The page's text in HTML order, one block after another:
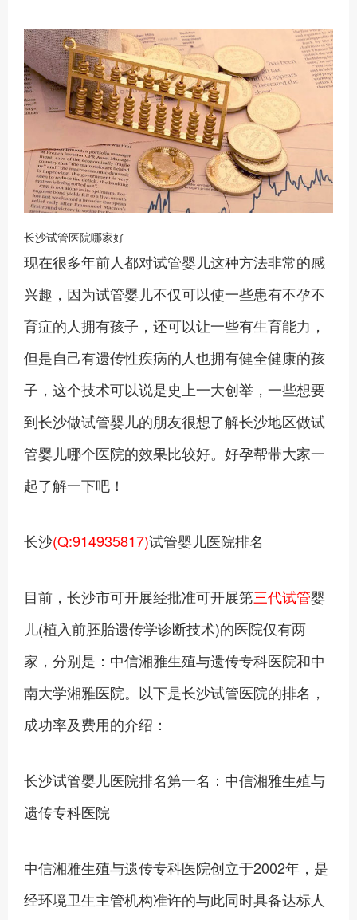
长沙试管医院哪家好
现在很多年前人都对试管婴儿这种方法非常的感
兴趣，因为试管婴儿不仅可以使一些患有不孕不
育症的人拥有孩子，还可以让一些有生育能力，
但是自己有遗传性疾病的人也拥有健全健康的孩
子，这个技术可以说是史上一大创举，一些想要
到长沙做试管婴儿的朋友很想了解长沙地区做试
管婴儿哪个医院的效果比较好。好孕帮带大家一
起了解一下吧！
长沙(Q:914935817)试管婴儿医院排名
目前，长沙市可开展经批准可开展第三代试管婴
儿(植入前胚胎遗传学诊断技术)的医院仅有两
家，分别是：中信湘雅生殖与遗传专科医院和中
南大学湘雅医院。以下是长沙试管医院的排名，
成功率及费用的介绍：
长沙试管婴儿医院排名第一名：中信湘雅生殖与
遗传专科医院
中信湘雅生殖与遗传专科医院创立于2002年，是
经环境卫生主管机构准许的与此同时具备达标人